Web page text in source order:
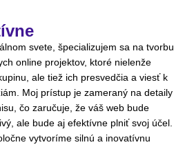
svete, špecializujem sa na tvorbu
online projektov, ktoré nielenže
ale tiež ich presvedčia a viesť k
Moj prístup je zameraný na detaily
čo zaručuje, že váš web bude
ale bude aj efektívne plniť svoj účel.
vytvoríme silnú a inovatívnu